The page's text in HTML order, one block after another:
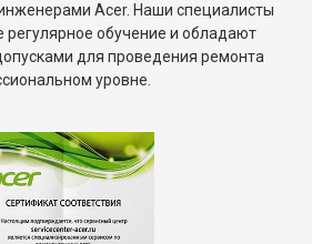
Acer. Наши специалисты
регулярное обучение и обладают
для проведения ремонта
уровне.